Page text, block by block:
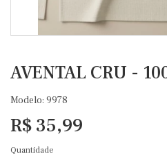
AVENTAL CRU -
Modelo: 9978
R$ 35,99
Quantidade